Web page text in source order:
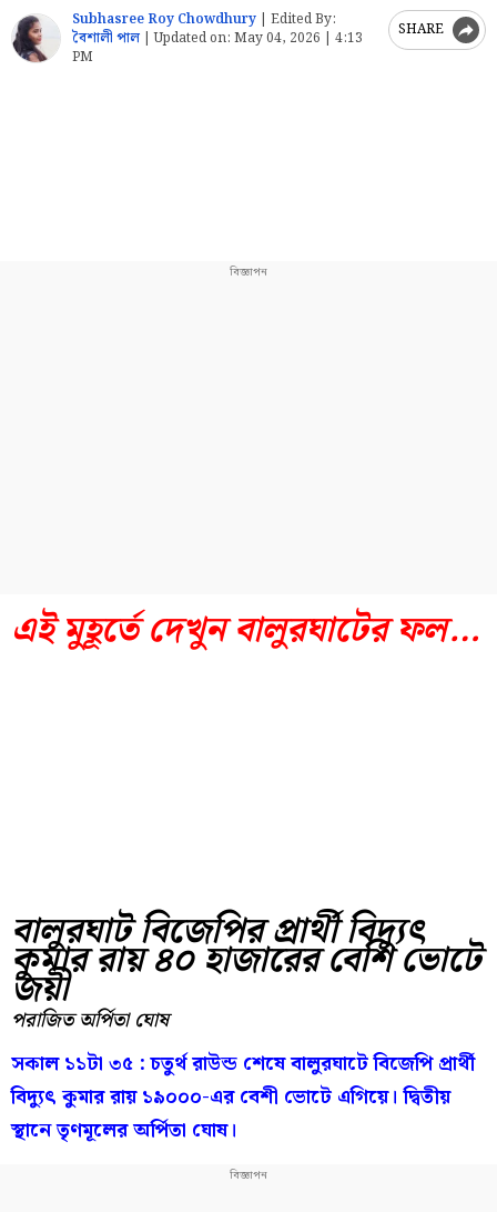
Subhasree Roy Chowdhury | Edited By:
বৈশালী পাল |Updated on: May 04, 2026 | 4:13
PM
SHARE
এই মুহূর্তে দেখুন বালুরঘাটের ফল…
বালুরঘাট বিজেপির প্রার্থী বিদ্যুৎ
কুমার রায় ৪০ হাজারের বেশি ভোটে
জয়ী
পরাজিত অর্পিতা ঘোষ
সকাল ১১টা ৩৫ : চতুর্থ রাউন্ড শেষে বালুরঘাটে বিজেপি প্রার্থী
বিদ্যুৎ কুমার রায় ১৯০০০-এর বেশী ভোটে এগিয়ে। দ্বিতীয়
স্থানে তৃণমূলের অর্পিতা ঘোষ।